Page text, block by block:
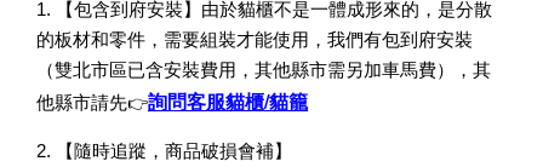
1. 【包含到府安裝】由於貓櫃不是一體成形來的，是分散
的板材和零件，需要組裝才能使用，我們有包到府安裝
（雙北市區已含安裝費用，其他縣市需另加車馬費），其
他縣市請先👉詢問客服貓櫃/貓籠
2. 【隨時追蹤，商品破損會補】